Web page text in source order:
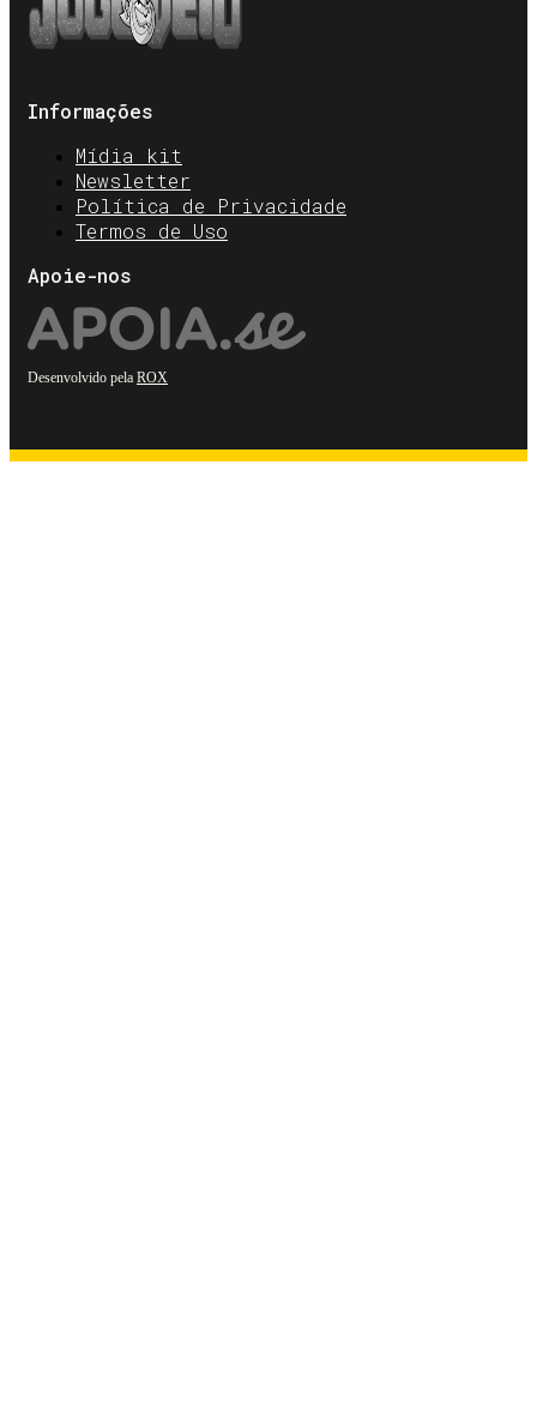
Informações
Mídia kit
Newsletter
Política de Privacidade
Termos de Uso
Apoie-nos
Desenvolvido pela ROX